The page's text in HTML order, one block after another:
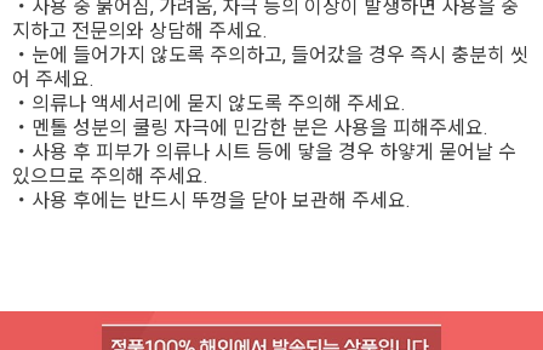
・사용 중 붉어짐, 가려움, 자극 등의 이상이 발생하면 사용을 중
지하고 전문의와 상담해 주세요.
・눈에 들어가지 않도록 주의하고, 들어갔을 경우 즉시 충분히 씻
어 주세요.
・의류나 액세서리에 묻지 않도록 주의해 주세요.
・멘톨 성분의 쿨링 자극에 민감한 분은 사용을 피해주세요.
・사용 후 피부가 의류나 시트 등에 닿을 경우 하얗게 묻어날 수
있으므로 주의해 주세요.
・사용 후에는 반드시 뚜껑을 닫아 보관해 주세요.